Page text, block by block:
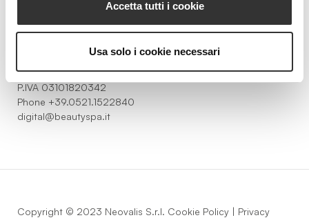
Accetta tutti i cookie
Usa solo i cookie necessari
43058 Sorbolo Mezzani
Parma | Italy
P.IVA 03101820342
Phone +39.0521.1522840
digital@beautyspa.it
Copyright © 2023 Neovalis S.r.l. Cookie Policy | Privacy